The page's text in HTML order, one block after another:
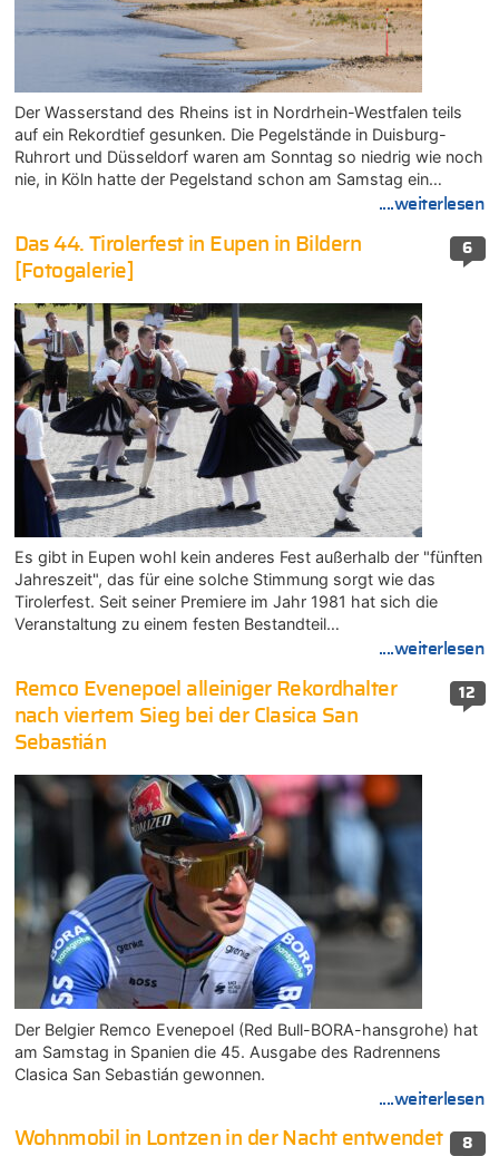
Der Wasserstand des Rheins ist in Nordrhein-Westfalen teils
auf ein Rekordtief gesunken. Die Pegelstände in Duisburg-
Ruhrort und Düsseldorf waren am Sonntag so niedrig wie noch
nie, in Köln hatte der Pegelstand schon am Samstag ein…
....weiterlesen
6
Das 44. Tirolerfest in Eupen in Bildern
[Fotogalerie]
Es gibt in Eupen wohl kein anderes Fest außerhalb der "fünften
Jahreszeit", das für eine solche Stimmung sorgt wie das
Tirolerfest. Seit seiner Premiere im Jahr 1981 hat sich die
Veranstaltung zu einem festen Bestandteil…
....weiterlesen
12
Remco Evenepoel alleiniger Rekordhalter
nach viertem Sieg bei der Clasica San
Sebastián
Der Belgier Remco Evenepoel (Red Bull-BORA-hansgrohe) hat
am Samstag in Spanien die 45. Ausgabe des Radrennens
Clasica San Sebastián gewonnen.
....weiterlesen
8
Wohnmobil in Lontzen in der Nacht entwendet